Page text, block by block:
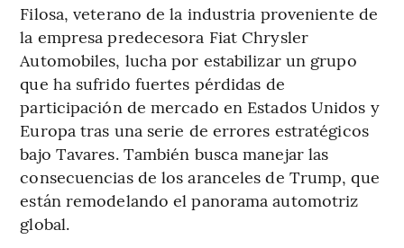
Filosa, veterano de la industria proveniente de
la empresa predecesora Fiat Chrysler
Automobiles, lucha por estabilizar un grupo
que ha sufrido fuertes pérdidas de
participación de mercado en Estados Unidos y
Europa tras una serie de errores estratégicos
bajo Tavares. También busca manejar las
consecuencias de los aranceles de Trump, que
están remodelando el panorama automotriz
global.